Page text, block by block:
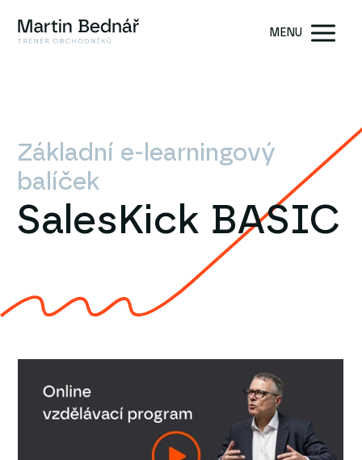
MENU
Základní e-learningový
balíček
SalesKick BASIC